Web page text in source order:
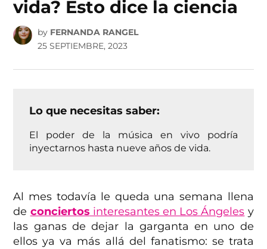
vida? Esto dice la ciencia
by FERNANDA RANGEL
25 SEPTIEMBRE, 2023
Lo que necesitas saber:
El poder de la música en vivo podría
inyectarnos hasta nueve años de vida.
Al mes todavía le queda una semana llena
de conciertos interesantes en Los Ángeles y
las ganas de dejar la garganta en uno de
ellos ya va más allá del fanatismo: se trata